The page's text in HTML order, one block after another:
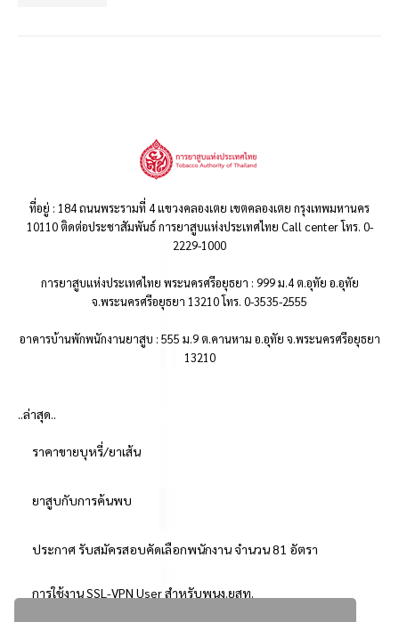
ที่อยู่ : 184 ถนนพระรามที่ 4 แขวงคลองเตย เขตคลองเตย กรุงเทพมหานคร
10110 ติดต่อประชาสัมพันธ์ การยาสูบแห่งประเทศไทย Call center โทร. 0-
2229-1000
การยาสูบแห่งประเทศไทย พระนครศรีอยุธยา : 999 ม.4 ต.อุทัย อ.อุทัย
จ.พระนครศรีอยุธยา 13210 โทร. 0-3535-2555
อาคารบ้านพักพนักงานยาสูบ : 555 ม.9 ต.คานหาม อ.อุทัย จ.พระนครศรีอยุธยา
13210
..ล่าสุด..
ราคาขายบุหรี่/ยาเส้น
ยาสูบกับการค้นพบ
ประกาศ รับสมัครสอบคัดเลือกพนักงาน จำนวน 81 อัตรา
การใช้งาน SSL-VPN User สำหรับพนง.ยสท.